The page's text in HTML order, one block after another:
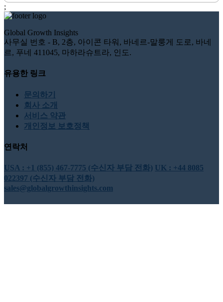
;
Global Growth Insights
사무실 번호 - B, 2층, 아이콘 타워, 바네르-말룽게 도로, 바네
르, 푸네 411045, 마하라슈트라, 인도.
유용한 링크
문의하기
회사 소개
서비스 약관
개인정보 보호정책
연락처
USA : +1 (855) 467-7775 (수신자 부담 전화) UK : +44 8085
022397 (수신자 부담 전화)
sales@globalgrowthinsights.com